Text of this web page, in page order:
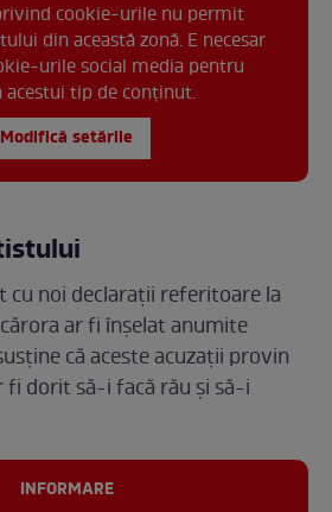
cookie-urile nu permit
din această zonă. E necesar
urile social media pentru
acestui tip de conținut.
Modifică setările
cu noi declarații referitoare la
ar fi înșelat anumite
că aceste acuzații provin
fi dorit să-i facă rău și să-i
INFORMARE